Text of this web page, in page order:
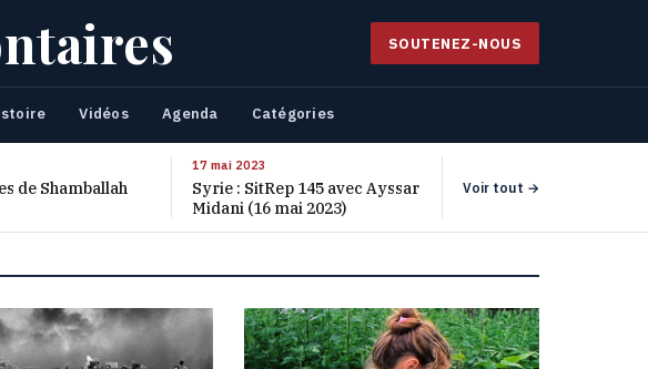
SOUTENEZ-NOUS
Vidéos Agenda Catégories
de Shamballah
17 mai 2023
Syrie : SitRep 145 avec Ayssar
Midani (16 mai 2023)
Voir tout →